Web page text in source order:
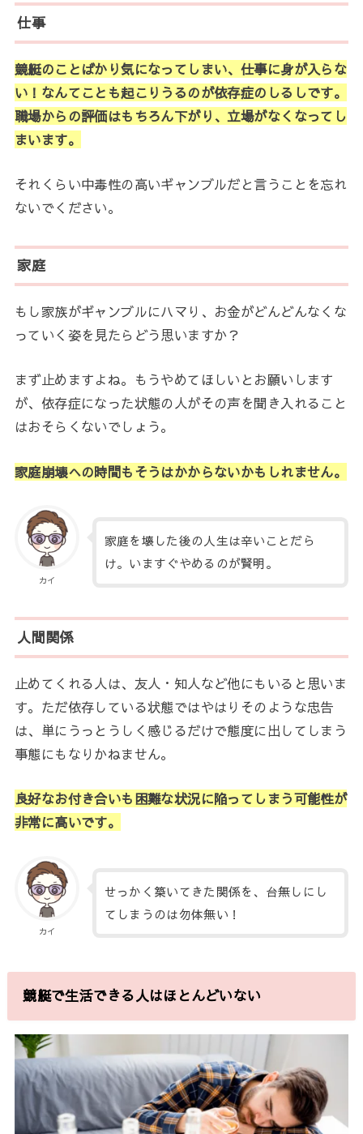
仕事
競艇のことばかり気になってしまい、仕事に身が入らな
い！なんてことも起こりうるのが依存症のしるしです。
職場からの評価はもちろん下がり、立場がなくなってし
まいます。
それくらい中毒性の高いギャンブルだと言うことを忘れ
ないでください。
家庭
もし家族がギャンブルにハマり、お金がどんどんなくな
っていく姿を見たらどう思いますか？
まず止めますよね。もうやめてほしいとお願いします
が、依存症になった状態の人がその声を聞き入れること
はおそらくないでしょう。
家庭崩壊への時間もそうはかからないかもしれません。
カイ
家庭を壊した後の人生は辛いことだら
け。いますぐやめるのが賢明。
人間関係
止めてくれる人は、友人・知人など他にもいると思いま
す。ただ依存している状態ではやはりそのような忠告
は、単にうっとうしく感じるだけで態度に出してしまう
事態にもなりかねません。
良好なお付き合いも困難な状況に陥ってしまう可能性が
非常に高いです。
カイ
せっかく築いてきた関係を、台無しにし
てしまうのは勿体無い！
競艇で生活できる人はほとんどいない